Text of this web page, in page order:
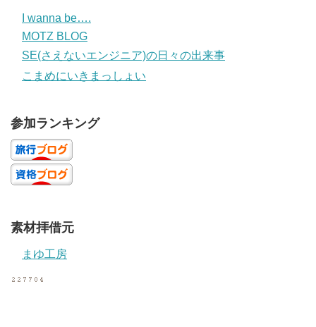
I wanna be….
MOTZ BLOG
SE(さえないエンジニア)の日々の出来事
こまめにいきまっしょい
参加ランキング
素材拝借元
まゆ工房